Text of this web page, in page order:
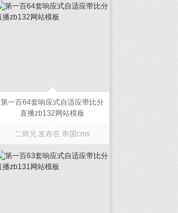
第一百64套响应式自适应带比分
直播zb132网站模板
二师兄 发布在 帝国cms